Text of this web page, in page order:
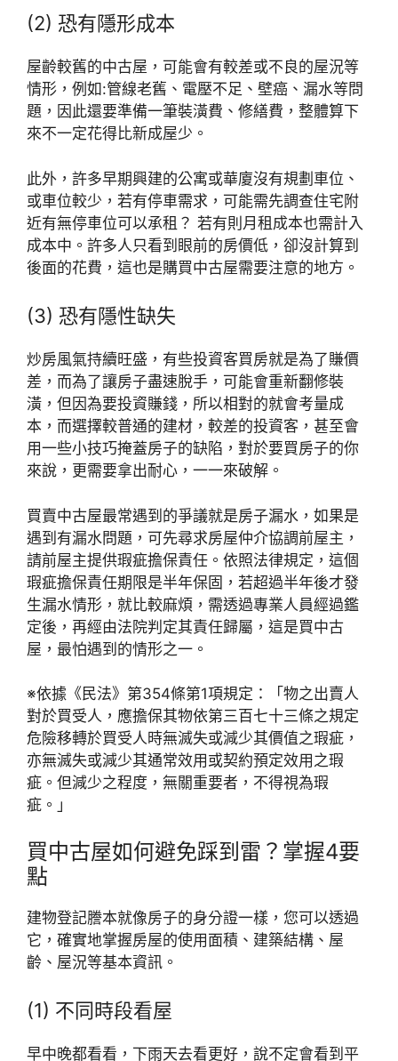
(2) 恐有隱形成本
屋齡較舊的中古屋，可能會有較差或不良的屋況等
情形，例如:管線老舊、電壓不足、壁癌、漏水等問
題，因此還要準備一筆裝潢費、修繕費，整體算下
來不一定花得比新成屋少。
此外，許多早期興建的公寓或華廈沒有規劃車位、
或車位較少，若有停車需求，可能需先調查住宅附
近有無停車位可以承租？ 若有則月租成本也需計入
成本中。許多人只看到眼前的房價低，卻沒計算到
後面的花費，這也是購買中古屋需要注意的地方。
(3) 恐有隱性缺失
炒房風氣持續旺盛，有些投資客買房就是為了賺價
差，而為了讓房子盡速脫手，可能會重新翻修裝
潢，但因為要投資賺錢，所以相對的就會考量成
本，而選擇較普通的建材，較差的投資客，甚至會
用一些小技巧掩蓋房子的缺陷，對於要買房子的你
來說，更需要拿出耐心，一一來破解。
買賣中古屋最常遇到的爭議就是房子漏水，如果是
遇到有漏水問題，可先尋求房屋仲介協調前屋主，
請前屋主提供瑕疵擔保責任。依照法律規定，這個
瑕疵擔保責任期限是半年保固，若超過半年後才發
生漏水情形，就比較麻煩，需透過專業人員經過鑑
定後，再經由法院判定其責任歸屬，這是買中古
屋，最怕遇到的情形之一。
※依據《民法》第354條第1項規定：「物之出賣人
對於買受人，應擔保其物依第三百七十三條之規定
危險移轉於買受人時無滅失或減少其價值之瑕疵，
亦無滅失或減少其通常效用或契約預定效用之瑕
疵。但減少之程度，無關重要者，不得視為瑕
疵。」
買中古屋如何避免踩到雷？掌握4要
點
建物登記謄本就像房子的身分證一樣，您可以透過
它，確實地掌握房屋的使用面積、建築結構、屋
齡、屋況等基本資訊。
(1) 不同時段看屋
早中晚都看看，下雨天去看更好，說不定會看到平